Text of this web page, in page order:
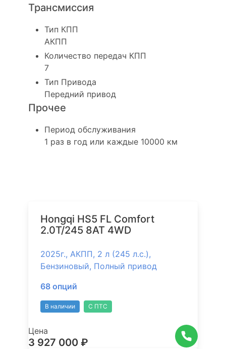
Трансмиссия
Тип КПП
АКПП
Количество передач КПП
7
Тип Привода
Передний привод
Прочее
Период обслуживания
1 раз в год или каждые 10000 км
Hongqi HS5 FL Comfort
2.0T/245 8AT 4WD
2025г., АКПП, 2 л (245 л.с.),
Бензиновый, Полный привод
68 опций
В наличии С ПТС
Цена
3 927 000 ₽